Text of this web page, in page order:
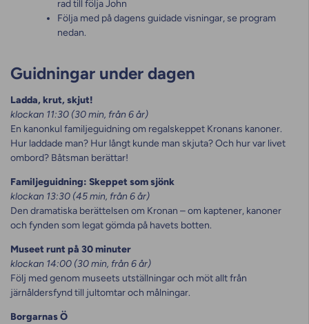
rad till följa John
Följa med på dagens guidade visningar, se program
nedan.
Guidningar under dagen
Ladda, krut, skjut!
klockan 11:30 (30 min, från 6 år)
En kanonkul familjeguidning om regalskeppet Kronans kanoner.
Hur laddade man? Hur långt kunde man skjuta? Och hur var livet
ombord? Båtsman berättar!
Familjeguidning: Skeppet som sjönk
klockan 13:30 (45 min, från 6 år)
Den dramatiska berättelsen om Kronan – om kaptener, kanoner
och fynden som legat gömda på havets botten.
Museet runt på 30 minuter
klockan 14:00 (30 min, från 6 år)
Följ med genom museets utställningar och möt allt från
järnåldersfynd till jultomtar och målningar.
Borgarnas Ö